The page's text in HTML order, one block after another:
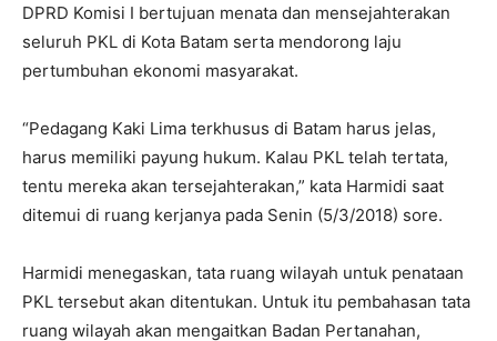
DPRD Komisi I bertujuan menata dan mensejahterakan
seluruh PKL di Kota Batam serta mendorong laju
pertumbuhan ekonomi masyarakat.
“Pedagang Kaki Lima terkhusus di Batam harus jelas,
harus memiliki payung hukum. Kalau PKL telah tertata,
tentu mereka akan tersejahterakan,” kata Harmidi saat
ditemui di ruang kerjanya pada Senin (5/3/2018) sore.
Harmidi menegaskan, tata ruang wilayah untuk penataan
PKL tersebut akan ditentukan. Untuk itu pembahasan tata
ruang wilayah akan mengaitkan Badan Pertanahan,